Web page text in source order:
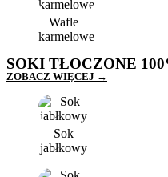
Wafle
karmelowe
SOKI TŁOCZONE
ZOBACZ WIĘCEJ →
Sok
jabłkowy